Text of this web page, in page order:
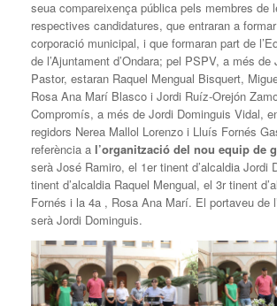
seua compareixença pública pels membres de
respectives candidatures, que entraran a
corporació municipal, i que formaran part de
de l’Ajuntament d’Ondara; pel PSPV, a més de
Pastor, estaran Raquel Mengual Bisquert,
Rosa Ana Marí Blasco i Jordi Ruíz-Orejón
Compromís, a més de Jordi Dominguis Vidal,
regidors Nerea Mallol Lorenzo i Lluís Fornés
referència a l’organització del nou equip de
serà José Ramiro, el 1er tinent d’alcaldia Jordi
tinent d’alcaldia Raquel Mengual, el 3r tinent
Fornés i la 4a , Rosa Ana Marí. El portaveu de
serà Jordi Dominguis.